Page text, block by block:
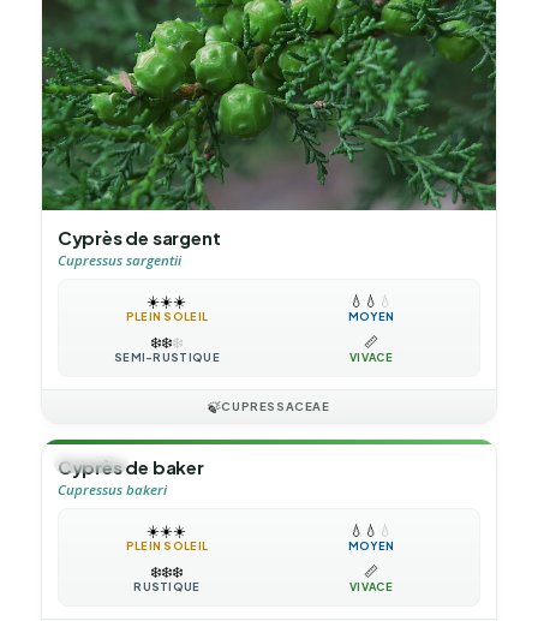
Cyprès de sargent
Cupressus sargentii
☀️☀️☀️
PLEIN SOLEIL
💧 💧 💧
MOYEN
❄️❄️❄️
SEMI-RUSTIQUE
📏
VIVACE
🍃CUPRESSACEAE
🌳ARBRE
Cyprès de baker
Cupressus bakeri
☀️☀️☀️
PLEIN SOLEIL
💧 💧 💧
MOYEN
❄️❄️❄️
RUSTIQUE
📏
VIVACE